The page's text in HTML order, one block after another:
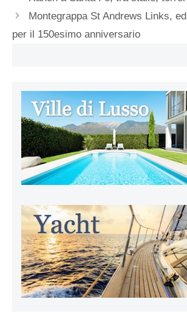
Montegrappa St Andrews Links,
per il 150esimo anniversario